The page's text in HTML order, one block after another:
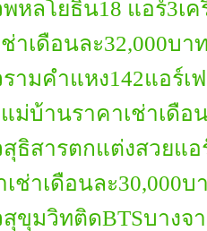
หลโยธิน18 แอร์3เค
าเดือนละ32,000บา
ามคำแหง142แอร์เ
ม่บ้านราคาเช่าเดือ
ธิสารตกแต่งสวยแอ
ช่าเดือนละ30,000บ
ขุมวิทติดBTSบางจ